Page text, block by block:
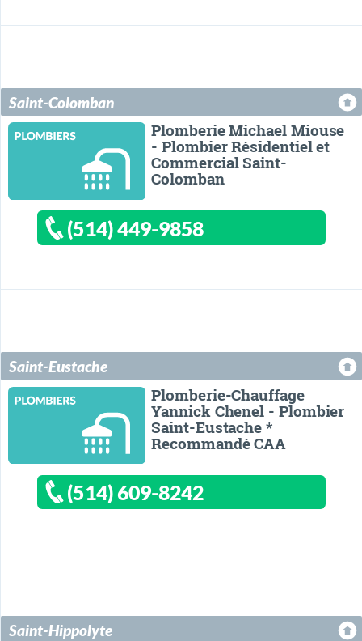
Saint-Colomban
Plomberie Michael Miouse
- Plombier Résidentiel et
Commercial Saint-
Colomban
(514) 449-9858
Saint-Eustache
Plomberie-Chauffage
Yannick Chenel - Plombier
Saint-Eustache *
Recommandé CAA
(514) 609-8242
Saint-Hippolyte